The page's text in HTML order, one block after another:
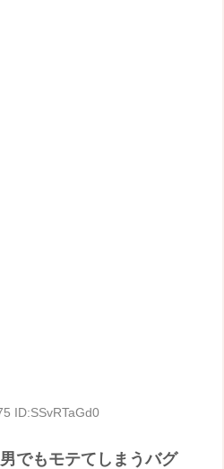
ID:SSvRTaGd0
でもモテてしまうバグ